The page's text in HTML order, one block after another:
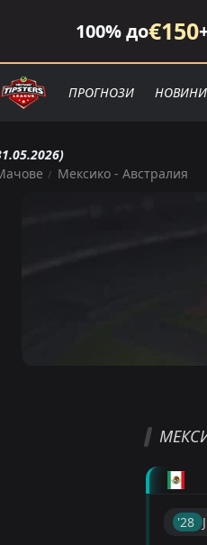
100% до€150
ПРОГНОЗИ НОВИНИ
Мексико - Австралия
'28 ︎